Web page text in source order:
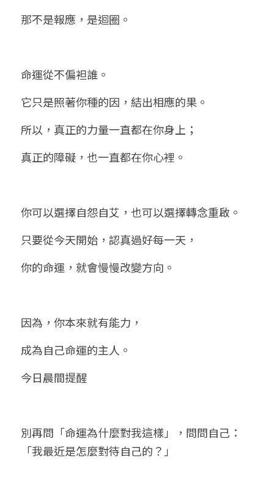
那不是報應，是迴圈。
命運從不偏袒誰。
它只是照著你種的因，結出相應的果。
所以，真正的力量一直都在你身上；
真正的障礙，也一直都在你心裡。
你可以選擇自怨自艾，也可以選擇轉念重啟。
只要從今天開始，認真過好每一天，
你的命運，就會慢慢改變方向。
因為，你本來就有能力，
成為自己命運的主人。
今日晨間提醒
別再問「命運為什麼對我這樣」，問問自己：
「我最近是怎麼對待自己的？」